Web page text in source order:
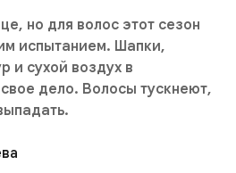
но для волос этот сезон
испытанием. Шапки,
и сухой воздух в
дело. Волосы тускнеют,